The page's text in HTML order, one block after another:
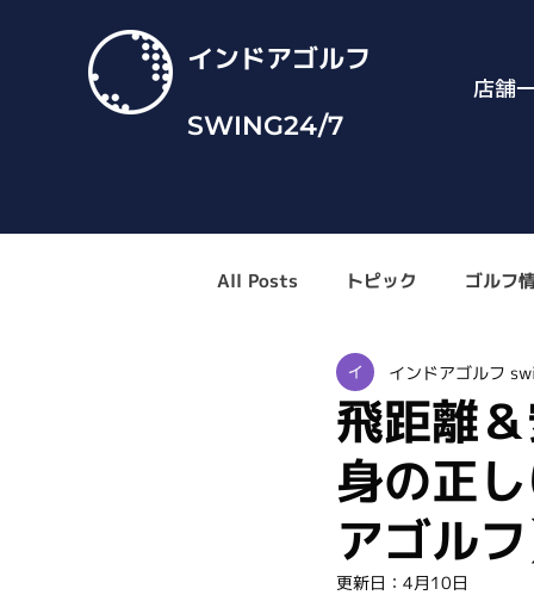
インドアゴルフ
SWING24/7
店舗
All Posts トピック ゴルフ
飛距離
身の正
アゴル
インドアゴルフ
更新日： 4月10日